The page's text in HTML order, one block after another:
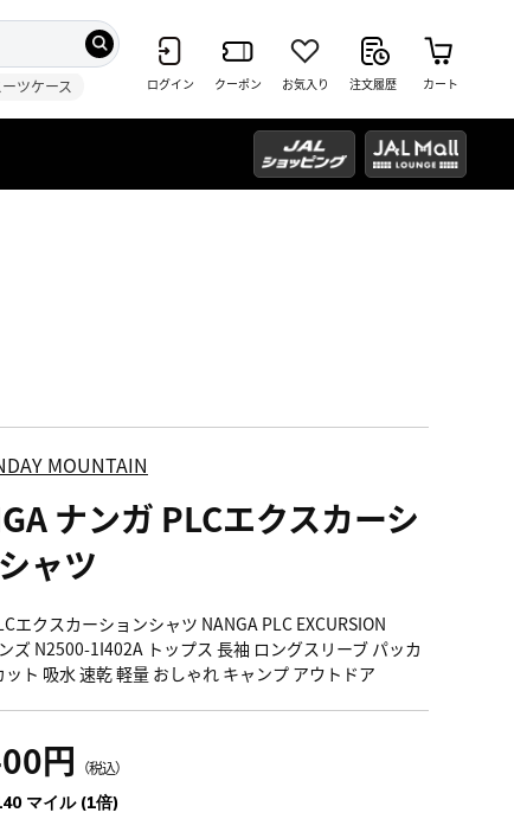
ツケース ログイン クーポン お気入り 注文履歴 カート
MOUNTAIN
ナンガ PLCエクスカーシ
ャツ
エクスカーションシャツ NANGA PLC EXCURSION
ズ N2500-1I402A トップス 長袖 ロングスリーブ パッカ
ット 吸水 速乾 軽量 おしゃれ キャンプ アウトドア
円 （税込）
マイル (1倍)